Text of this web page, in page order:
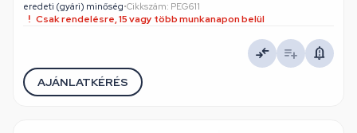
eredeti (gyári) minőség•Cikkszám: PEG611
Csak rendelésre, 15 vagy több munkanapon belül
AJÁNLATKÉRÉS